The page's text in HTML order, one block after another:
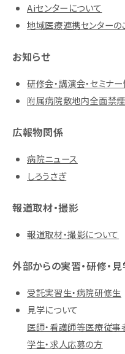
Aiセンターについて
地域医療連携センターの
お知らせ
研修会・講演会・セミナ
附属病院敷地内全面禁
広報物関係
病院ニュース
しろうさぎ
報道取材・撮影
報道取材・撮影について
外部からの実習・研修・
受託実習生・病院研修生
見学について
医師・看護師等医療従事
学生・求人応募の方